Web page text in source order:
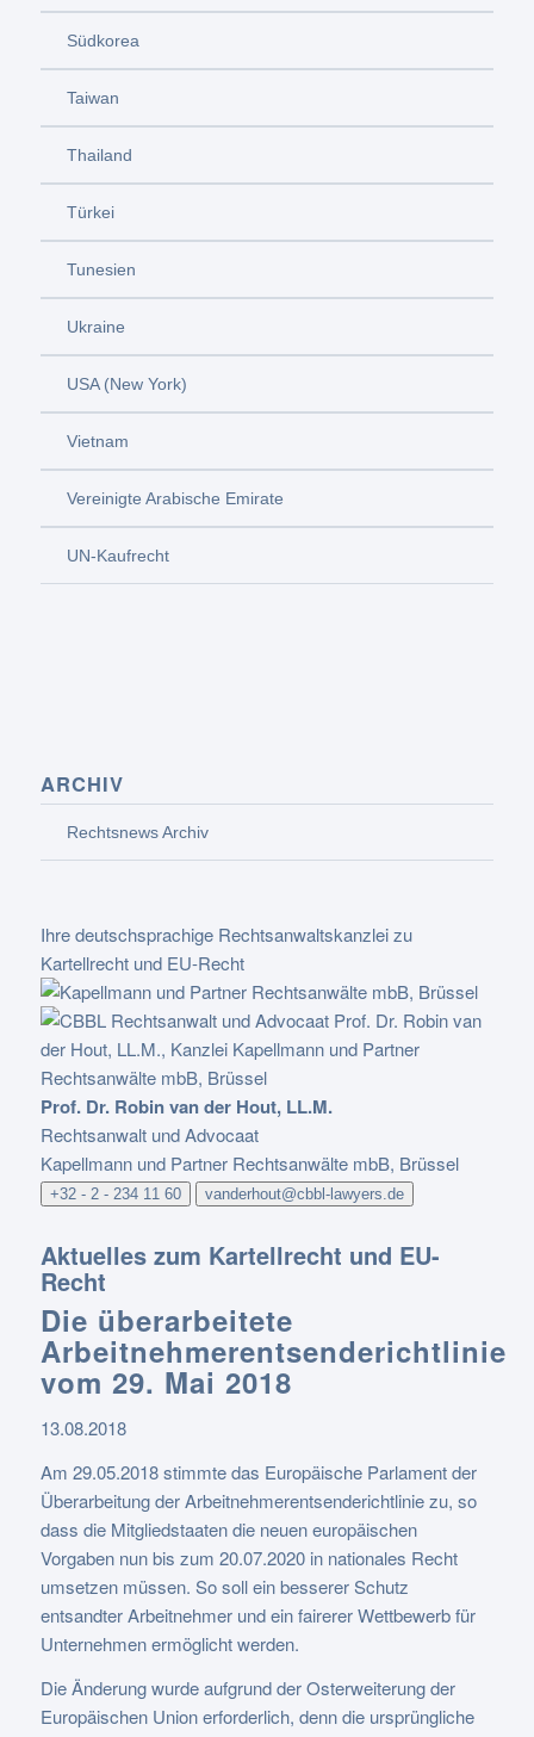
Südkorea
Taiwan
Thailand
Türkei
Tunesien
Ukraine
USA (New York)
Vietnam
Vereinigte Arabische Emirate
UN-Kaufrecht
ARCHIV
Rechtsnews Archiv
Ihre deutschsprachige Rechtsanwaltskanzlei zu
Kartellrecht und EU-Recht
Prof. Dr. Robin van der Hout, LL.M.
Rechtsanwalt und Advocaat
Kapellmann und Partner Rechtsanwälte mbB, Brüssel
+32 - 2 - 234 11 60 vanderhout@cbbl-lawyers.de
Aktuelles zum Kartellrecht und EU-
Recht
Die überarbeitete
Arbeitnehmerentsenderichtlinie
vom 29. Mai 2018
13.08.2018
Am 29.05.2018 stimmte das Europäische Parlament der
Überarbeitung der Arbeitnehmerentsenderichtlinie zu, so
dass die Mitgliedstaaten die neuen europäischen
Vorgaben nun bis zum 20.07.2020 in nationales Recht
umsetzen müssen. So soll ein besserer Schutz
entsandter Arbeitnehmer und ein fairerer Wettbewerb für
Unternehmen ermöglicht werden.
Die Änderung wurde aufgrund der Osterweiterung der
Europäischen Union erforderlich, denn die ursprüngliche